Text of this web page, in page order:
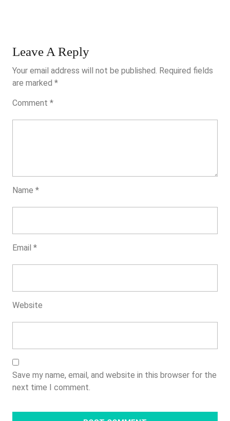
10�
Leave A Reply
Your email address will not be published. Required fields
are marked *
Comment *
Name *
Email *
Website
Save my name, email, and website in this browser for the
next time I comment.